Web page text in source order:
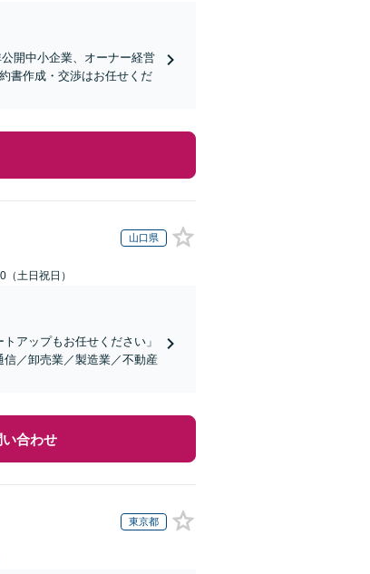
開中小企業、オーナー経営
書作成・交渉はお任せくだ
山口県
土日祝日）
アップもお任せください」
／卸売業／製造業／不動産
い合わせ
東京都